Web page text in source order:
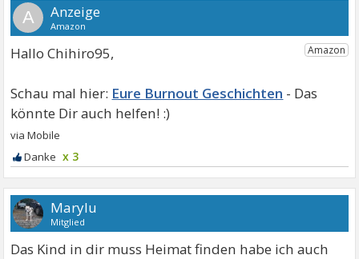
A
Hallo Chihiro95,
Eure Burnout Geschichten
x 3
Marylu
Mitglied
Das Kind in dir muss Heimat finden habe ich auch